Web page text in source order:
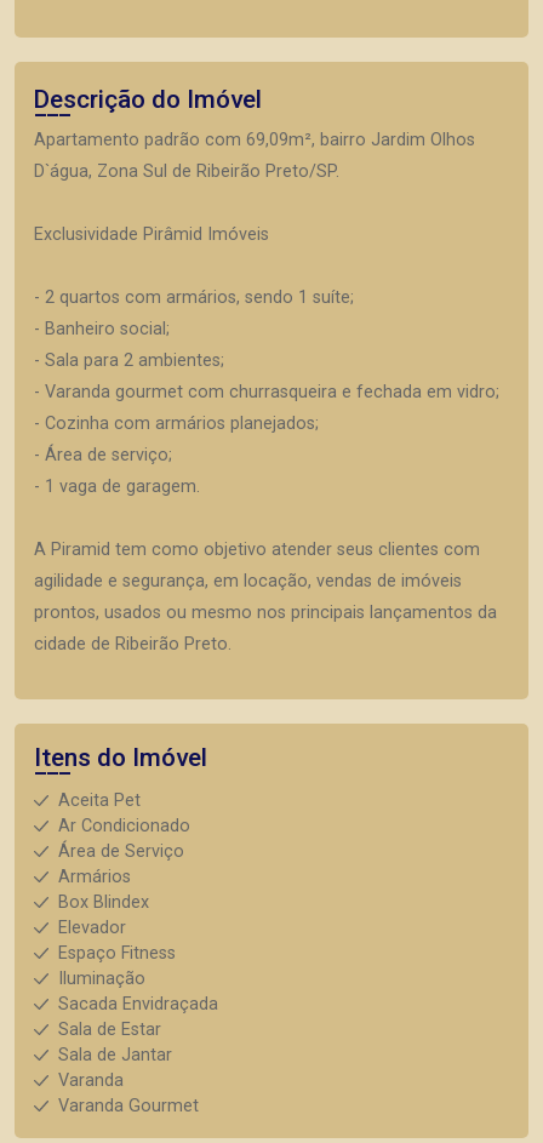
Descrição do Imóvel
Apartamento padrão com 69,09m², bairro Jardim Olhos
D`água, Zona Sul de Ribeirão Preto/SP.
Exclusividade Pirâmid Imóveis
- 2 quartos com armários, sendo 1 suíte;
- Banheiro social;
- Sala para 2 ambientes;
- Varanda gourmet com churrasqueira e fechada em vidro;
- Cozinha com armários planejados;
- Área de serviço;
- 1 vaga de garagem.
A Piramid tem como objetivo atender seus clientes com
agilidade e segurança, em locação, vendas de imóveis
prontos, usados ou mesmo nos principais lançamentos da
cidade de Ribeirão Preto.
Itens do Imóvel
Aceita Pet
Ar Condicionado
Área de Serviço
Armários
Box Blindex
Elevador
Espaço Fitness
Iluminação
Sacada Envidraçada
Sala de Estar
Sala de Jantar
Varanda
Varanda Gourmet